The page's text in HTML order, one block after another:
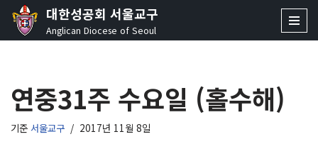
콘
로
건
너
대한성공회 서울교구
Anglican Diocese of Seoul
연중31주 수요일 (홀수해)
기준 서울교구 2017년 11월 8일